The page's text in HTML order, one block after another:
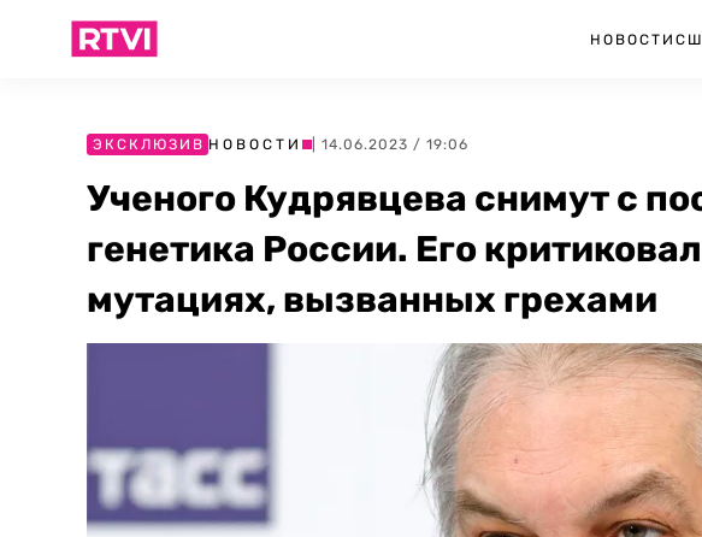
НОВОСТИ
ЭКСКЛЮЗИВ НОВОСТИ | 14.06.2023 / 19:06
Ученого Кудрявцева снимут с
генетика России. Его
мутациях, вызванных грехами